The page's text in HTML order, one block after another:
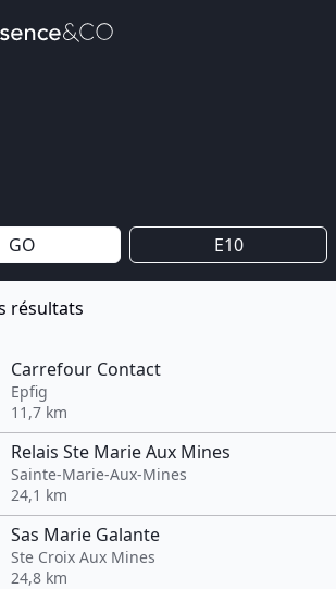
GO E10
résultats
Carrefour Contact
Epfig
11,7 km
Relais Ste Marie Aux Mines
Sainte-Marie-Aux-Mines
24,1 km
Sas Marie Galante
Ste Croix Aux Mines
24,8 km